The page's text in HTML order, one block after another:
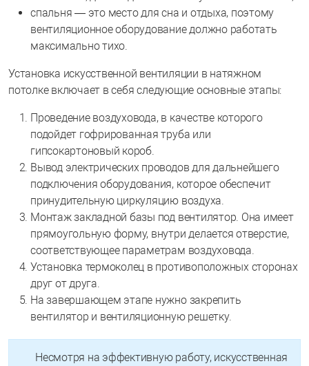
спальня — это место для сна и отдыха, поэтому
вентиляционное оборудование должно работать
максимально тихо.
Установка искусственной вентиляции в натяжном
потолке включает в себя следующие основные этапы:
Проведение воздуховода, в качестве которого
подойдет гофрированная труба или
гипсокартоновый короб.
Вывод электрических проводов для дальнейшего
подключения оборудования, которое обеспечит
принудительную циркуляцию воздуха.
Монтаж закладной базы под вентилятор. Она имеет
прямоугольную форму, внутри делается отверстие,
соответствующее параметрам воздуховода.
Установка термоколец в противоположных сторонах
друг от друга.
На завершающем этапе нужно закрепить
вентилятор и вентиляционную решетку.
Несмотря на эффективную работу, искусственная